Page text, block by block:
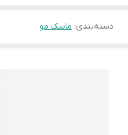
دسته‌بندی: ماسک مو